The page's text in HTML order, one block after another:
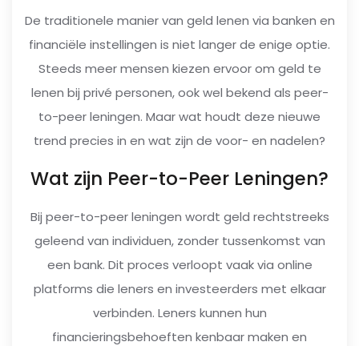
De traditionele manier van geld lenen via banken en
financiële instellingen is niet langer de enige optie.
Steeds meer mensen kiezen ervoor om geld te
lenen bij privé personen, ook wel bekend als peer-
to-peer leningen. Maar wat houdt deze nieuwe
trend precies in en wat zijn de voor- en nadelen?
Wat zijn Peer-to-Peer Leningen?
Bij peer-to-peer leningen wordt geld rechtstreeks
geleend van individuen, zonder tussenkomst van
een bank. Dit proces verloopt vaak via online
platforms die leners en investeerders met elkaar
verbinden. Leners kunnen hun
financieringsbehoeften kenbaar maken en